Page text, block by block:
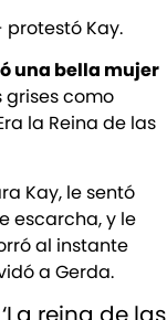
protestó Kay.
una bella mujer
grises como
la Reina de las
Kay, le sentó
escarcha, y le
al instante
a Gerda.